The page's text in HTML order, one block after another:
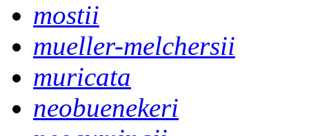
mostii
mueller-melchersii
muricata
neobuenekeri